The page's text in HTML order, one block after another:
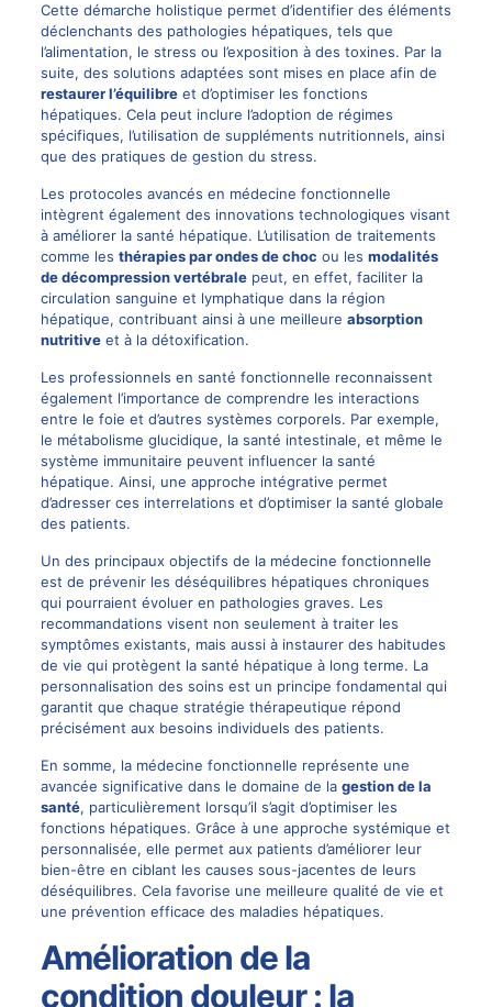
Cette démarche holistique permet d’identifier des éléments
déclenchants des pathologies hépatiques, tels que
l’alimentation, le stress ou l’exposition à des toxines. Par la
suite, des solutions adaptées sont mises en place afin de
restaurer l’équilibreet d’optimiser les fonctions
hépatiques. Cela peut inclure l’adoption de régimes
spécifiques, l’utilisation de suppléments nutritionnels, ainsi
que des pratiques de gestion du stress.
Les protocoles avancés en médecine fonctionnelle
intègrent également des innovations technologiques visant
à améliorer la santé hépatique. L’utilisation de traitements
comme les thérapies par ondes de choc ou les modalités
de décompression vertébralepeut, en effet, faciliter la
circulation sanguine et lymphatique dans la région
hépatique, contribuant ainsi à une meilleure absorption
nutritiveet à la détoxification.
Les professionnels en santé fonctionnelle reconnaissent
également l’importance de comprendre les interactions
entre le foie et d’autres systèmes corporels. Par exemple,
le métabolisme glucidique, la santé intestinale, et même le
système immunitaire peuvent influencer la santé
hépatique. Ainsi, une approche intégrative permet
d’adresser ces interrelations et d’optimiser la santé globale
des patients.
Un des principaux objectifs de la médecine fonctionnelle
est de prévenir les déséquilibres hépatiques chroniques
qui pourraient évoluer en pathologies graves. Les
recommandations visent non seulement à traiter les
symptômes existants, mais aussi à instaurer des habitudes
de vie qui protègent la santé hépatique à long terme. La
personnalisation des soins est un principe fondamental qui
garantit que chaque stratégie thérapeutique répond
précisément aux besoins individuels des patients.
En somme, la médecine fonctionnelle représente une
avancée significative dans le domaine de la gestion de la
santé, particulièrement lorsqu’il s’agit d’optimiser les
fonctions hépatiques. Grâce à une approche systémique et
personnalisée, elle permet aux patients d’améliorer leur
bien-être en ciblant les causes sous-jacentes de leurs
déséquilibres. Cela favorise une meilleure qualité de vie et
une prévention efficace des maladies hépatiques.
Amélioration de la
condition douleur : la